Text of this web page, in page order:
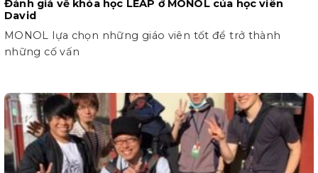
Đánh giá về khóa học LEAP ở MONOL của học viên
David
MONOL lựa chọn những giáo viên tốt để trở thành
những cố vấn